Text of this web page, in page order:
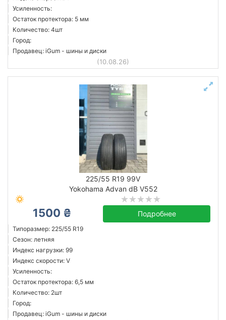
Усиленность:
Остаток протектора: 5 мм
Количество: 4шт
Город:
Продавец: iGum - шины и диски
(10.08.26)
225/55 R19 99V
Yokohama Advan dB V552
1500 ₴ Подробнее
Типоразмер: 225/55 R19
Сезон: летняя
Индекс нагрузки: 99
Индекс скорости: V
Усиленность:
Остаток протектора: 6,5 мм
Количество: 2шт
Город:
Продавец: iGum - шины и диски